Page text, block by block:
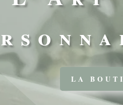
LA